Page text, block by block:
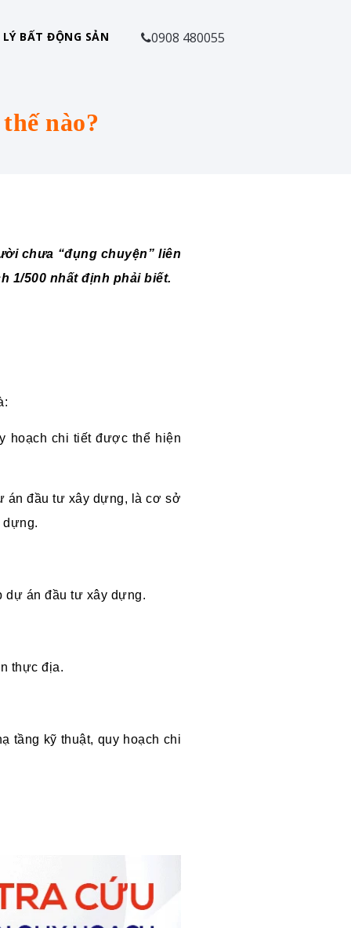
LÝ BẤT ĐỘNG SẢN 0908 480055
nào?
chưa “đụng chuyện” liên
1/500 nhất định phải biết.
hoạch chi tiết được thể hiện
án đầu tư xây dựng, là cơ sở
dựng.
dự án đầu tư xây dựng.
thực địa.
tầng kỹ thuật, quy hoạch chi